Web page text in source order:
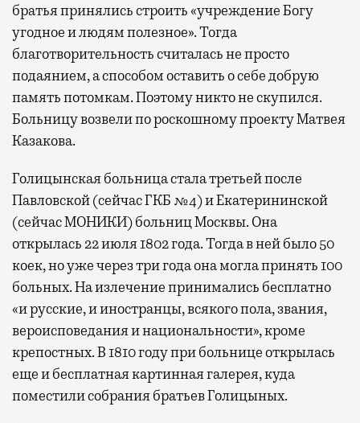
братья принялись строить «учреждение Богу
угодное и людям полезное». Тогда
благотворительность считалась не просто
подаянием, а способом оставить о себе добрую
память потомкам. Поэтому никто не скупился.
Больницу возвели по роскошному проекту Матвея
Казакова.
Голицынская больница стала третьей после
Павловской (сейчас ГКБ №4) и Екатерининской
(сейчас МОНИКИ) больниц Москвы. Она
открылась 22 июля 1802 года. Тогда в ней было 50
коек, но уже через три года она могла принять 100
больных. На излечение принимались бесплатно
«и русские, и иностранцы, всякого пола, звания,
вероисповедания и национальности», кроме
крепостных. В 1810 году при больнице открылась
еще и бесплатная картинная галерея, куда
поместили собрания братьев Голицыных.